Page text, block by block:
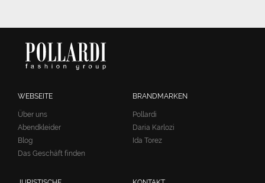
WEBSEITE
Über uns
Abendkleider
Blog
Das Geschäft finden
BRANDMARKEN
Pollardi
Daria Karlozi
Ida Torez